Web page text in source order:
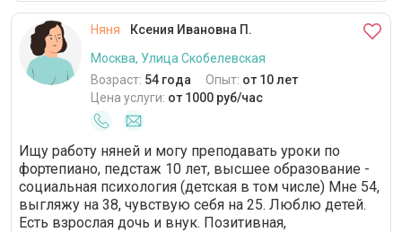
Няня
Ксения Ивановна П.
Москва, Улица Скобелевская
Возраст: 54 года Опыт: от 10 лет
Цена услуги: от 1000 руб/час
Ищу работу няней и могу преподавать уроки по
фортепиано, педстаж 10 лет, высшее образование -
социальная психология (детская в том числе) Мне 54,
выгляжу на 38, чувствую себя на 25. Люблю детей.
Есть взрослая дочь и внук. Позитивная,